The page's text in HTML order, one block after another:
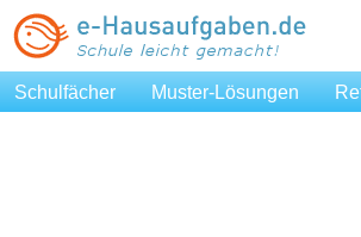
Schulfächer Muster-Lösungen